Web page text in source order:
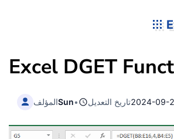
Excel DGET
المؤلفSun• تاريخ التعديل2024-09-